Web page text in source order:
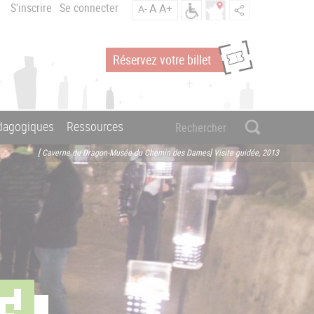
S'inscrire Se connecter A-AA+
Réservez votre billet
Ressources
[ Caverne du Dragon-Musée du Chemin des Dames] Visite guidée, 2013